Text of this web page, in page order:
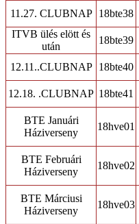
11.27. CLUBNAP 18bte38
ITVB ülés elött és
után
18bte39
12.11..CLUBNAP 18bte40
12.18. .CLUBNAP 18bte41
BTE Januári
Háziverseny
18hve01
BTE Februári
Háziverseny
18hve02
BTE Márciusi
Háziverseny
18hve03